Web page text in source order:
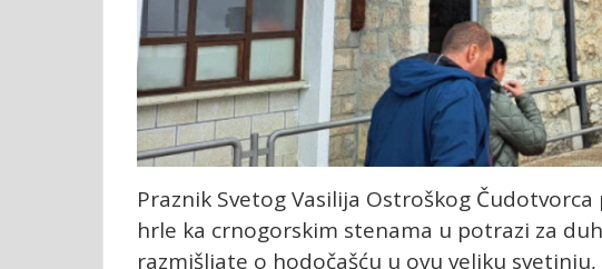
Praznik Svetog Vasilija Ostroškog
hrle ka crnogorskim stenama u potrazi za
razmišljate o hodočašću u ovu veliku